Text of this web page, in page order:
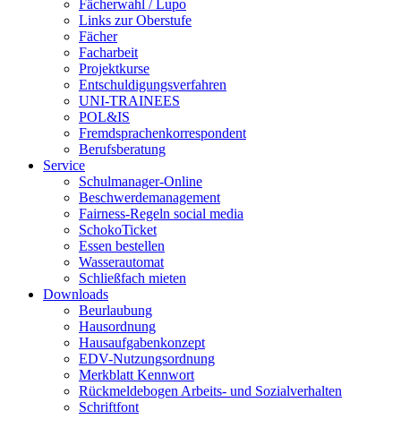
Fächerwahl / Lupo
Links zur Oberstufe
Fächer
Facharbeit
Projektkurse
Entschuldigungsverfahren
UNI-TRAINEES
POL&IS
Fremdsprachenkorrespondent
Berufsberatung
Service
Schulmanager-Online
Beschwerdemanagement
Fairness-Regeln social media
SchokoTicket
Essen bestellen
Wasserautomat
Schließfach mieten
Downloads
Beurlaubung
Hausordnung
Hausaufgabenkonzept
EDV-Nutzungsordnung
Merkblatt Kennwort
Rückmeldebogen Arbeits- und Sozialverhalten
Schriftfont